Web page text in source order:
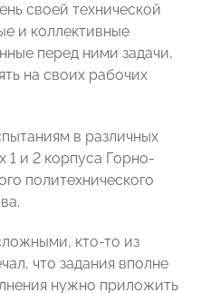
своей технической
и коллективные
перед ними задачи,
на своих рабочих
в различных
1 и 2 корпуса Горно-
политехнического
кто-то из
что задания вполне
нужно приложить